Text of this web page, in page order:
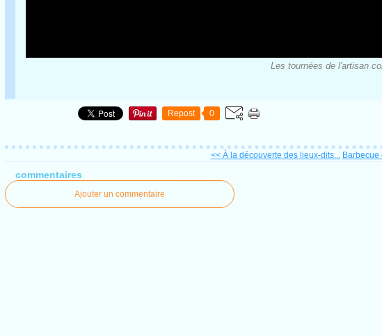
Les tournées de l'artisan
Repost 0
<< À la découverte des lieux-dits... Barbecue
commentaires
Ajouter un commentaire